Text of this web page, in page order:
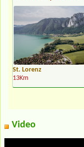
St. Lorenz
13Km
Video